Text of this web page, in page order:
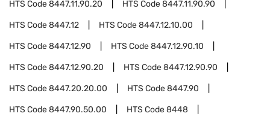
HTS Code8447.11.90.20 HTS Code8447.11.90.90
HTS Code8447.12 HTS Code8447.12.10.00
HTS Code8447.12.90 HTS Code8447.12.90.10
HTS Code8447.12.90.20 HTS Code8447.12.90.90
HTS Code8447.20.20.00 HTS Code8447.90
HTS Code8447.90.50.00 HTS Code8448